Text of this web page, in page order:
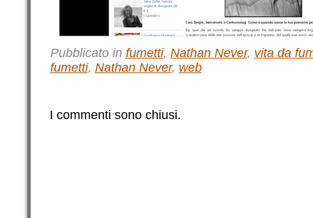
Pubblicato in fumetti, Nathan Never, vita da
fumetti, Nathan Never, web
I commenti sono chiusi.